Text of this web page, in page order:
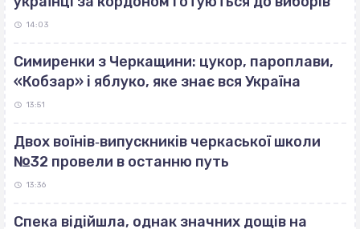
14:03
Симиренки з Черкащини: цукор, пароплави,
«Кобзар» і яблуко, яке знає вся Україна
13:51
Двох воїнів‐випускників черкаської школи
№32 провели в останню путь
13:36
Спека відійшла, однак значних дощів на